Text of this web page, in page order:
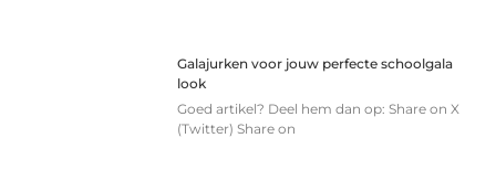
Galajurken voor jouw perfecte schoolgala
look
Goed artikel? Deel hem dan op: Share on X
(Twitter) Share on